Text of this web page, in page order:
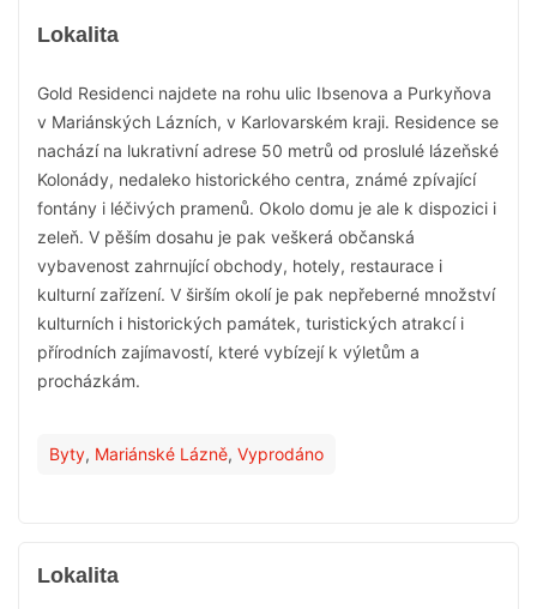
Lokalita
Gold Residenci najdete na rohu ulic Ibsenova a Purkyňova
v Mariánských Lázních, v Karlovarském kraji. Residence se
nachází na lukrativní adrese 50 metrů od proslulé lázeňské
Kolonády, nedaleko historického centra, známé zpívající
fontány i léčivých pramenů. Okolo domu je ale k dispozici i
zeleň. V pěším dosahu je pak veškerá občanská
vybavenost zahrnující obchody, hotely, restaurace i
kulturní zařízení. V širším okolí je pak nepřeberné množství
kulturních i historických památek, turistických atrakcí i
přírodních zajímavostí, které vybízejí k výletům a
procházkám.
Byty, Mariánské Lázně, Vyprodáno
Lokalita